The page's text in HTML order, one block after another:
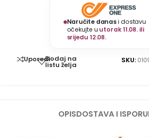
Naručite danasi dostavu
očekujte u utorak 11.08. ili
srijedu 12.08.
UporediDodaj na
listu želja
SKU:
OPISDOSTAVA I